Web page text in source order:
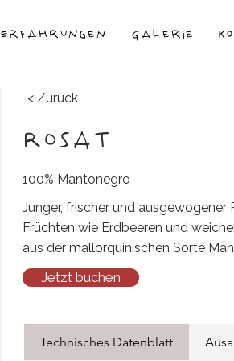
Erfahrungen Galerie
< Zurück
ROSAT
100% Mantonegro
Junger, frischer und
Früchten wie Erdbeeren und
aus der mallorquinischen Sorte
Jetzt buchen
Technisches Datenblatt